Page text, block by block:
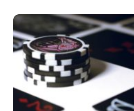
över ämnet, ...